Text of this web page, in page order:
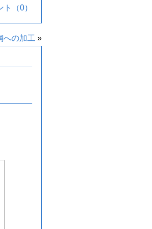
ト（0）
の加工 »